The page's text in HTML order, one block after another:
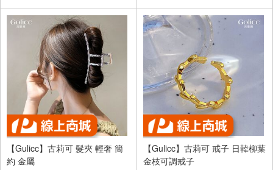
【Gulicc】古莉可 髮夾 輕奢 簡
約 金屬
【Gulicc】古莉可 戒子 日韓柳葉
金枝可調戒子